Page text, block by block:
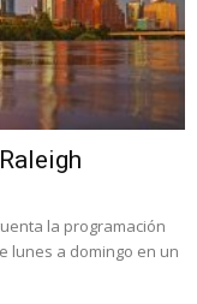
la programación
lunes a domingo en un